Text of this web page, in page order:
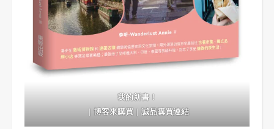
我的新書！
｜博客來購買｜誠品購買連結